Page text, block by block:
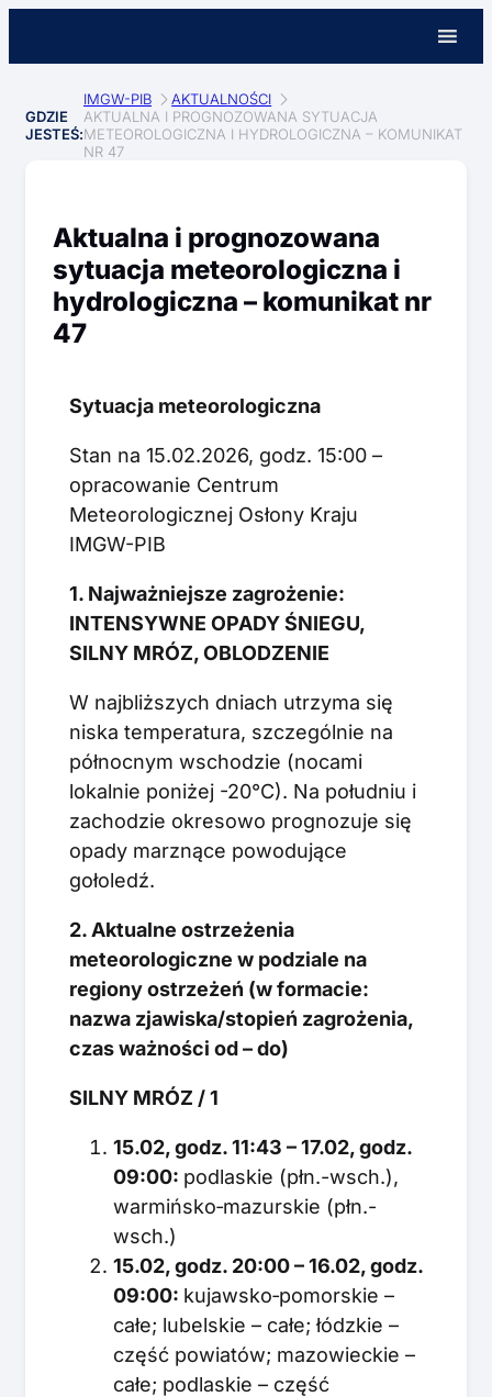
GDZIE
JESTEŚ:
IMGW-PIB
AKTUALNOŚCI
AKTUALNA I PROGNOZOWANA SYTUACJA
METEOROLOGICZNA I HYDROLOGICZNA – KOMUNIKAT
NR 47
Aktualna i prognozowana
sytuacja meteorologiczna i
hydrologiczna – komunikat nr
47
Sytuacja meteorologiczna
Stan na 15.02.2026, godz. 15:00 –
opracowanie Centrum
Meteorologicznej Osłony Kraju
IMGW-PIB
1. Najważniejsze zagrożenie:
INTENSYWNE OPADY ŚNIEGU,
SILNY MRÓZ, OBLODZENIE
W najbliższych dniach utrzyma się
niska temperatura, szczególnie na
północnym wschodzie (nocami
lokalnie poniżej -20°C). Na południu i
zachodzie okresowo prognozuje się
opady marznące powodujące
gołoledź.
2. Aktualne ostrzeżenia
meteorologiczne w podziale na
regiony ostrzeżeń (w formacie:
nazwa zjawiska/stopień zagrożenia,
czas ważności od – do)
SILNY MRÓZ / 1
15.02, godz. 11:43 – 17.02, godz.
09:00: podlaskie (płn.-wsch.),
warmińsko‑mazurskie (płn.-
wsch.)
15.02, godz. 20:00 – 16.02, godz.
09:00: kujawsko‑pomorskie –
całe; lubelskie – całe; łódzkie –
część powiatów; mazowieckie –
całe; podlaskie – część